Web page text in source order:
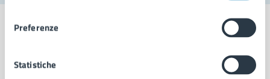
Preferenze
StatisticheComune di Napoli